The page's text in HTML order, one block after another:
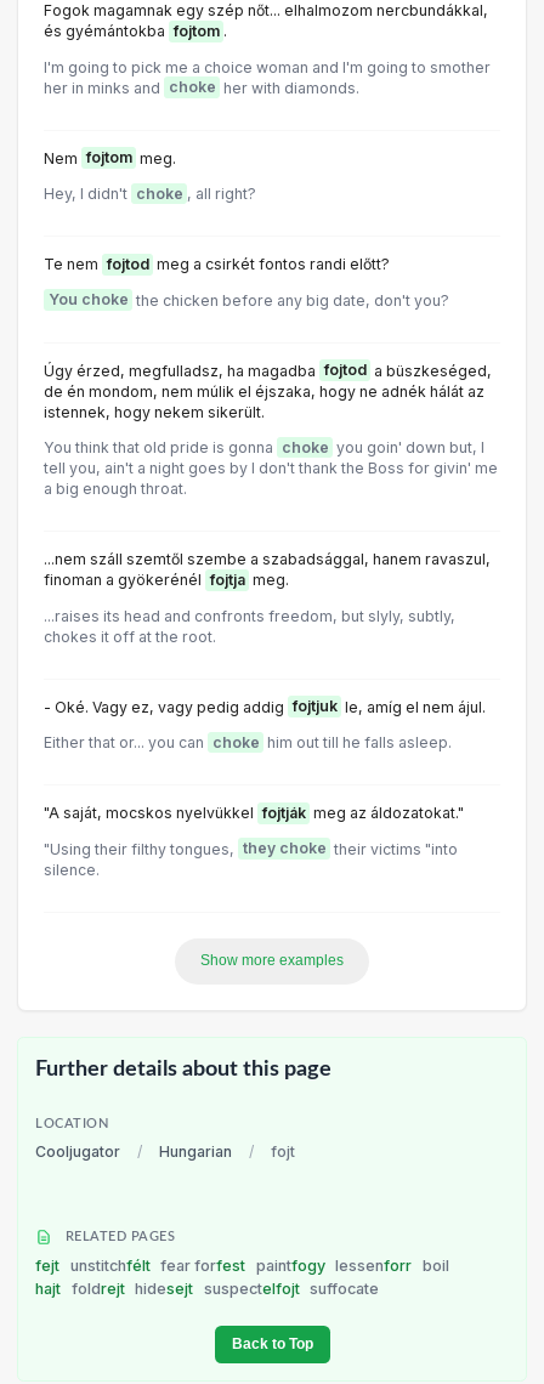
Fogok magamnak egy szép nőt... elhalmozom nercbundákkal,
és gyémántokba fojtom .
I'm going to pick me a choice woman and I'm going to smother
her in minks and choke her with diamonds.
Nem fojtom meg.
Hey, I didn't choke , all right?
Te nem fojtod meg a csirkét fontos randi előtt?
You choke the chicken before any big date, don't you?
Úgy érzed, megfulladsz, ha magadba fojtod a büszkeséged,
de én mondom, nem múlik el éjszaka, hogy ne adnék hálát az
istennek, hogy nekem sikerült.
You think that old pride is gonna choke you goin' down but, I
tell you, ain't a night goes by I don't thank the Boss for givin' me
a big enough throat.
...nem száll szemtől szembe a szabadsággal, hanem ravaszul,
finoman a gyökerénél fojtja meg.
...raises its head and confronts freedom, but slyly, subtly,
chokes it off at the root.
- Oké. Vagy ez, vagy pedig addig fojtjuk le, amíg el nem ájul.
Either that or... you can choke him out till he falls asleep.
"A saját, mocskos nyelvükkel fojtják meg az áldozatokat."
"Using their filthy tongues, they choke their victims "into
silence.
Show more examples
Further details about this page
LOCATION
Cooljugator / Hungarian / fojt
RELATED PAGES
fejt unstitchfélt fear forfest paintfogy lessenforr boil
hajt foldrejt hidesejt suspectelfojt suffocate
Back to Top